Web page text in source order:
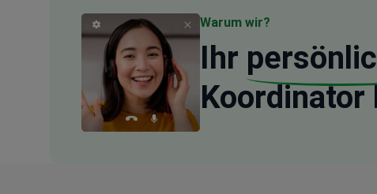
Warum wir?
Ihr
Koordinator